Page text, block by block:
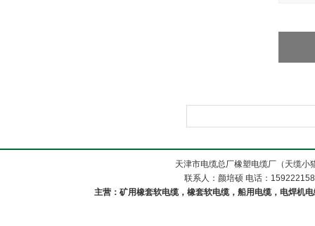
天津市电缆总厂橡塑电缆厂（天缆
联系人：颜培硕 电话：
主营：矿用橡套软电缆，橡套软电缆，船用电缆，电焊机